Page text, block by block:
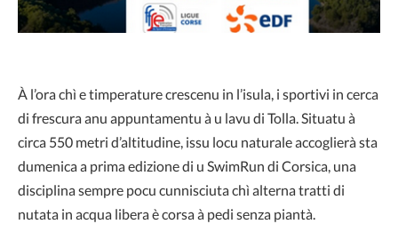
À l’ora chì e timperature crescenu in l’isula, i sportivi in cerca
di frescura anu appuntamentu à u lavu di Tolla. Situatu à
circa 550 metri d’altitudine, issu locu naturale accoglierà sta
dumenica a prima edizione di u SwimRun di Corsica, una
disciplina sempre pocu cunnisciuta chì alterna tratti di
nutata in acqua libera è corsa à pedi senza piantà.